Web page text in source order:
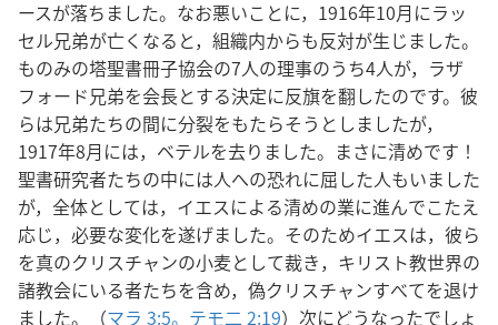
ースが落ちました。なお悪いことに，1916年10月にラッ
セル兄弟が亡くなると，組織内からも反対が生じました。
ものみの塔聖書冊子協会の7人の理事のうち4人が，ラザ
フォード兄弟を会長とする決定に反旗を翻したのです。彼
らは兄弟たちの間に分裂をもたらそうとしましたが，
1917年8月には，ベテルを去りました。まさに清めです！
聖書研究者たちの中には人への恐れに屈した人もいました
が，全体としては，イエスによる清めの業に進んでこたえ
応じ，必要な変化を遂げました。そのためイエスは，彼ら
を真のクリスチャンの小麦として裁き，キリスト教世界の
諸教会にいる者たちを含め，偽クリスチャンすべてを退け
ました。（マラ 3:5。 テモ二 2:19）次にどうなったでしょ